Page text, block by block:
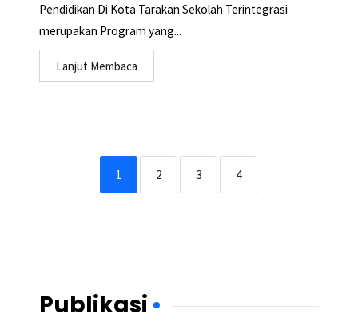
Pendidikan Di Kota Tarakan Sekolah Terintegrasi
merupakan Program yang...
Lanjut Membaca
1 2 3 4
Publikasi